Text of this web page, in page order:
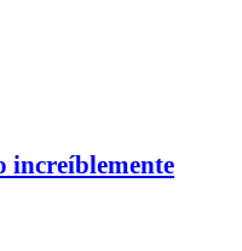
increíblemente